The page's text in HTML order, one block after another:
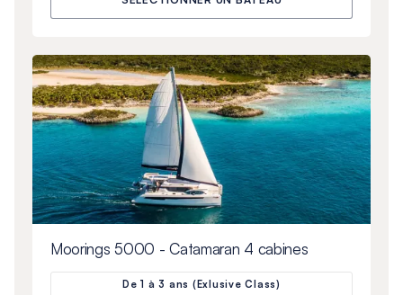
Moorings 5000 - Catamaran 4 cabines
De 1 à 3 ans (Exlusive Class)